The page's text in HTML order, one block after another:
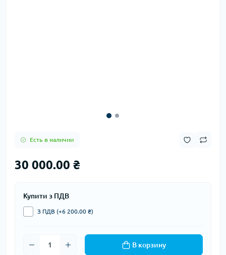
Есть в наличии
30 000.00 ₴
Купити з ПДВ
З ПДВ (+6 200.00 ₴)
В корзину